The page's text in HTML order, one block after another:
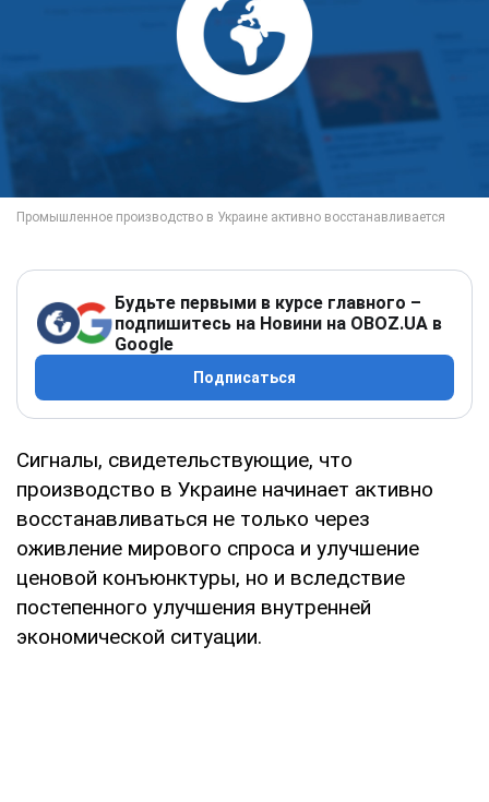
Будьте первыми в курсе главного –
подпишитесь на Новини на OBOZ.UA в
Google
Подписаться
Сигналы, свидетельствующие, что
производство в Украине начинает активно
восстанавливаться не только через
оживление мирового спроса и улучшение
ценовой конъюнктуры, но и вследствие
постепенного улучшения внутренней
экономической ситуации.